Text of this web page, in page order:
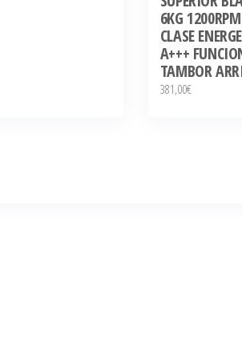
6KG 1200RPM
CLASE
A+++
TAMBOR
381,00€